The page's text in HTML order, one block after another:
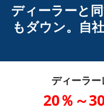
ディーラーと
もダウン。自
ディーラ
20％～